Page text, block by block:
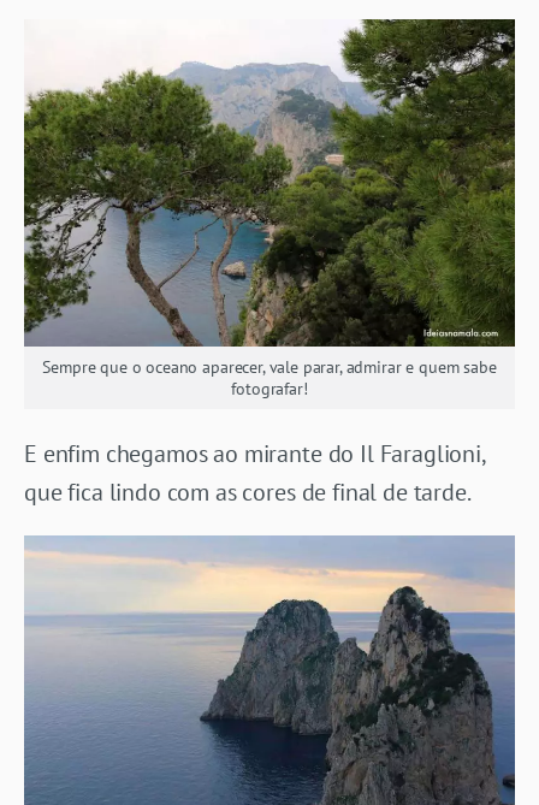
Sempre que o oceano aparecer, vale parar, admirar e quem sabe
fotografar!
E enfim chegamos ao mirante do Il Faraglioni,
que fica lindo com as cores de final de tarde.